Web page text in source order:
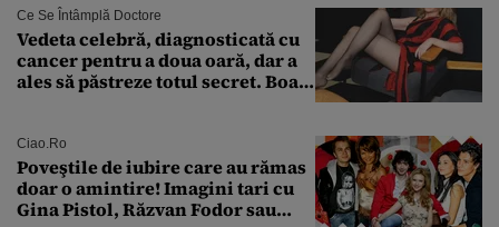
Ce Se Întâmplă Doctore
Vedeta celebră, diagnosticată cu
cancer pentru a doua oară, dar a
ales să păstreze totul secret. Boala
Ciao.ro
Poveştile de iubire care au rămas
doar o amintire! Imagini tari cu
Gina Pistol, Răzvan Fodor sau